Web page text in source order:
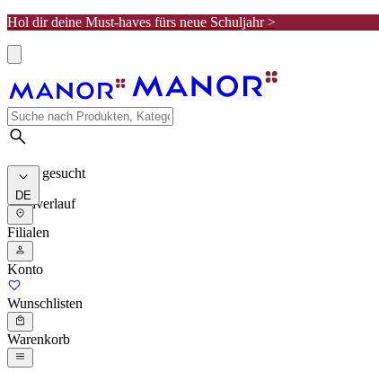
Hol dir deine Must-haves fürs neue Schuljahr >
Meist gesucht
Suchverlauf
DE
Filialen
Konto
Wunschlisten
Warenkorb